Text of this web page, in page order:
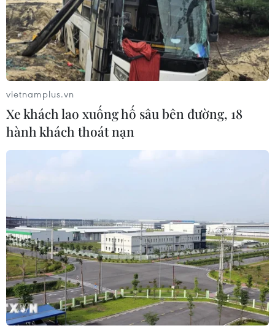
vietnamplus.vn
Xe khách lao xuống hố sâu bên đường, 18
hành khách thoát nạn